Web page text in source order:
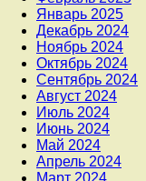
Январь 2025
Декабрь 2024
Ноябрь 2024
Октябрь 2024
Сентябрь 2024
Август 2024
Июль 2024
Июнь 2024
Май 2024
Апрель 2024
Март 2024